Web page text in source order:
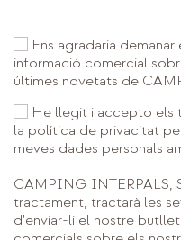
Ens agradaria
informació comercial
últimes novetats de
He llegit i accepto els
la política de privacitat
meves dades personals
CAMPING INTERPALS,
tractament, tractarà les
d'enviar-li el nostre